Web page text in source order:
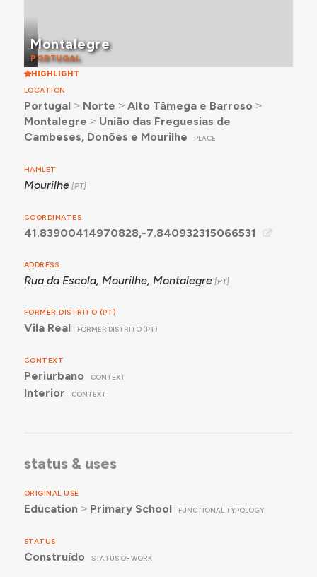
Montalegre
PORTUGAL
HIGHLIGHT
LOCATION
Portugal ˃ Norte ˃ Alto Tâmega e Barroso ˃
Montalegre ˃ União das Freguesias de
Cambeses, Donões e Mourilhe
PLACE
HAMLET
Mourilhe
COORDINATES
41.83900414970828,-7.840932315066531
ADDRESS
Rua da Escola, Mourilhe, Montalegre
FORMER DISTRITO (PT)
Vila Real FORMER DISTRITO (PT)
CONTEXT
Periurbano CONTEXT
Interior CONTEXT
status & uses
ORIGINAL USE
Education ˃ Primary School FUNCTIONAL TYPOLOGY
STATUS
Construído STATUS OF WORK